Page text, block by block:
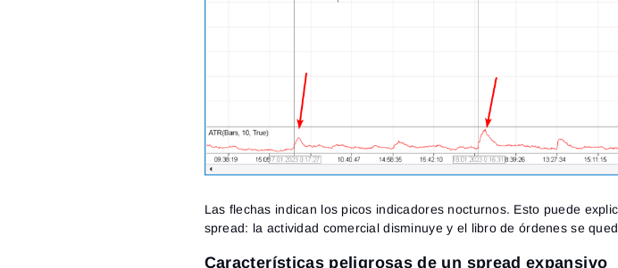
Las flechas indican los picos indicadores nocturnos. Esto puede
spread: la actividad comercial disminuye y el libro de órdenes se
Características peligrosas de un spread expansivo